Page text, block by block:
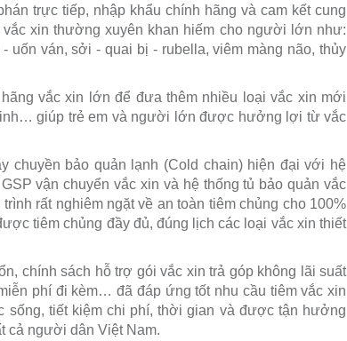
trực tiếp, nhập khẩu chính hãng và cam kết cung
xin thường xuyên khan hiếm cho người lớn như:
uốn ván, sởi - quai bị - rubella, viêm màng não, thủy
vắc xin lớn để đưa thêm nhiều loại vắc xin mới
giúp trẻ em và người lớn được hưởng lợi từ vắc
bảo quản lạnh (Cold chain) hiện đại với hệ
vận chuyển vắc xin và hệ thống tủ bảo quản vắc
rất nghiêm ngặt về an toàn tiêm chủng cho 100%
tiêm chủng đầy đủ, đúng lịch các loại vắc xin thiết
chính sách hỗ trợ gói vắc xin trả góp không lãi suất
phí đi kèm… đã đáp ứng tốt nhu cầu tiêm vắc xin
sống, tiết kiệm chi phí, thời gian và được tận hưởng
cả người dân Việt Nam.